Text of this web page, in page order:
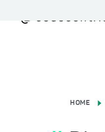
HOME